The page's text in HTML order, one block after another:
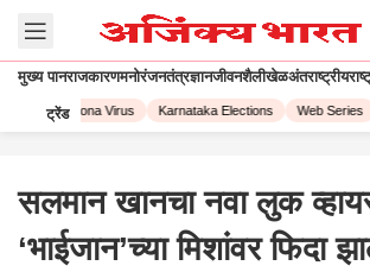
मुख्य पानराजकारणमनोरंजनतंत्रज्ञानजीवनशैलीखेळअंतराष्ट्रीय
ट्रेंड
Corona Virus Karnataka Elections Web Series
सलमान खानचा नवा लुक
‘भाईजान’च्या मिशांवर फिदा